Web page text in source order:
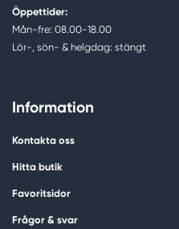
Öppettider:
Mån-fre: 08.00-18.00
Lör-, sön- & helgdag: stängt
Information
Kontakta oss
Hitta butik
Favoritsidor
Frågor & svar